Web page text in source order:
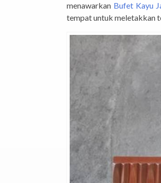
menawarkan Bufet Kayu
tempat untuk meletakkan